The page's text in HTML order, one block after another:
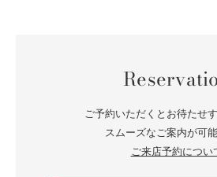
ご予約いただくとお待たせ
スムーズなご案内が可能
ご来店予約につい